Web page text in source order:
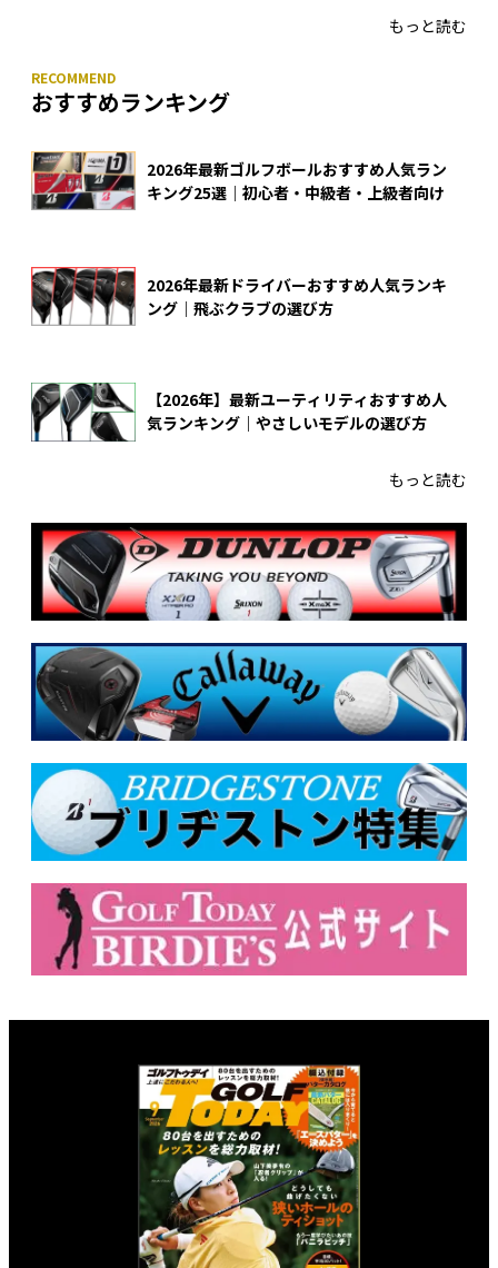
もっと読む
おすすめランキング
2026年最新ゴルフボールおすすめ人気ラン
キング25選｜初心者・中級者・上級者向け
2026年最新ドライバーおすすめ人気ランキ
ング｜飛ぶクラブの選び方
【2026年】最新ユーティリティおすすめ人
気ランキング｜やさしいモデルの選び方
もっと読む